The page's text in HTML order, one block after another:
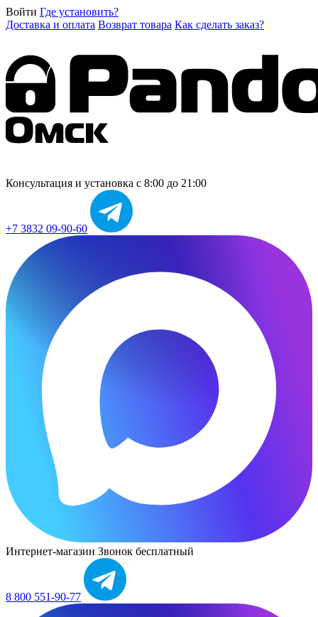
Войти Где установить?
Доставка и оплата Возврат товара Как сделать заказ?
Консультация и установка с 8:00 до 21:00
+7 3832 09-90-60
Интернет-магазин Звонок бесплатный
8 800 551-90-77